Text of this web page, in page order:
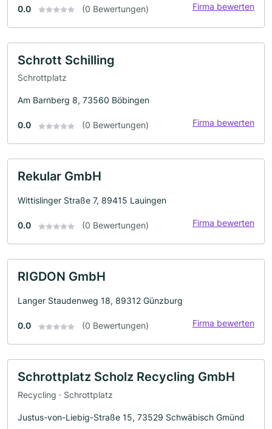
0.0 (0 Bewertungen) Firma bewerten
Schrott Schilling
Schrottplatz
Am Barnberg 8, 73560 Böbingen
0.0 (0 Bewertungen) Firma bewerten
Rekular GmbH
Wittislinger Straße 7, 89415 Lauingen
0.0 (0 Bewertungen) Firma bewerten
RIGDON GmbH
Langer Staudenweg 18, 89312 Günzburg
0.0 (0 Bewertungen) Firma bewerten
Schrottplatz Scholz Recycling GmbH
Recycling · Schrottplatz
Justus-von-Liebig-Straße 15, 73529 Schwäbisch Gmünd